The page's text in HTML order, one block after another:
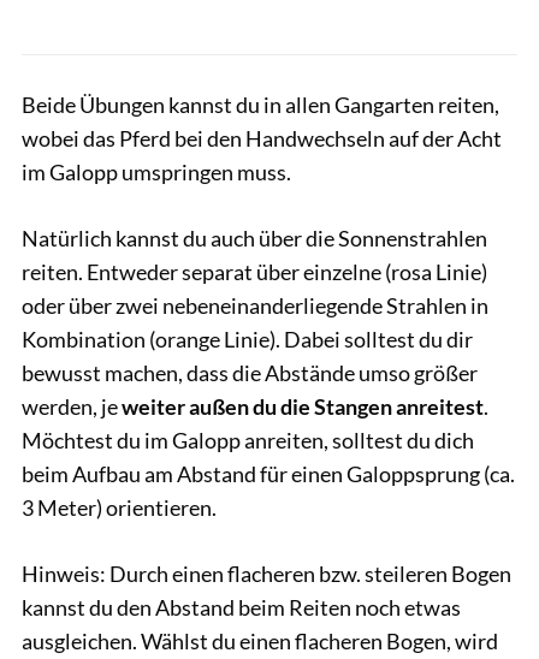
Beide Übungen kannst du in allen Gangarten reiten,
wobei das Pferd bei den Handwechseln auf der Acht
im Galopp umspringen muss.
Natürlich kannst du auch über die Sonnenstrahlen
reiten. Entweder separat über einzelne (rosa Linie)
oder über zwei nebeneinanderliegende Strahlen in
Kombination (orange Linie). Dabei solltest du dir
bewusst machen, dass die Abstände umso größer
werden, jeweiter außen du die Stangen anreitest.
Möchtest du im Galopp anreiten, solltest du dich
beim Aufbau am Abstand für einen Galoppsprung (ca.
3 Meter) orientieren.
Hinweis: Durch einen flacheren bzw. steileren Bogen
kannst du den Abstand beim Reiten noch etwas
ausgleichen. Wählst du einen flacheren Bogen, wird